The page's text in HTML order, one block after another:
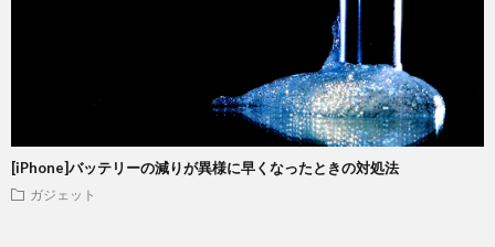
[iPhone]バッテリーの減りが異様に早くなったときの対処法
ガジェット